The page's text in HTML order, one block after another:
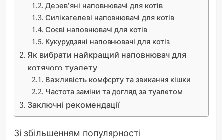
Дерев’яні наповнювачі для котів
Силікагелеві наповнювачі для котів
Соєві наповнювачі для котів
Кукурудзяні наповнювачі для котів
Як вибрати найкращий наповнювач для
котячого туалету
Важливість комфорту та звикання кішки
Частота заміни та догляд за туалетом
Заключні рекомендації
Зі збільшенням популярності